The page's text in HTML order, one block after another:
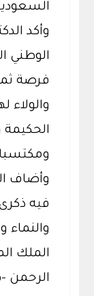
وأكد
الوطني
فرصة
والولاء
الحكيمة
وأضاف
فيه
والنماء
الملك
الرحمن